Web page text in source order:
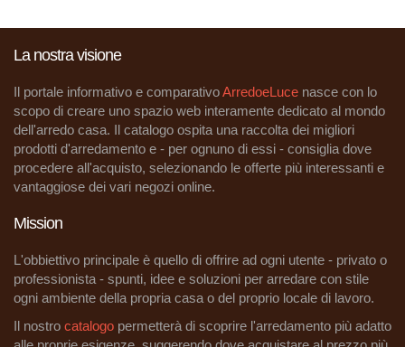
La nostra visione
Il portale informativo e comparativoArredoeLuce nasce con lo
scopo di creare uno spazio web interamente dedicato al mondo
dell'arredo casa. Il catalogo ospita una raccolta dei migliori
prodotti d'arredamento e - per ognuno di essi - consiglia dove
procedere all'acquisto, selezionando le offerte più interessanti e
vantaggiose dei vari negozi online.
Mission
L'obbiettivo principale è quello di offrire ad ogni utente - privato o
professionista - spunti, idee e soluzioni per arredare con stile
ogni ambiente della propria casa o del proprio locale di lavoro.
Il nostro catalogo permetterà di scoprire l'arredamento più adatto